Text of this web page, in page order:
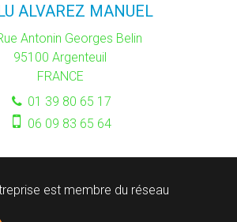
ALVAREZ MANUEL
Antonin Georges Belin
95100 Argenteuil
FRANCE
01 39 80 65 17
06 09 83 65 64
est membre du réseau